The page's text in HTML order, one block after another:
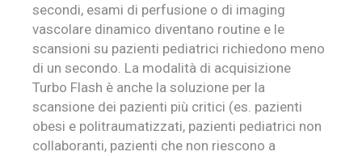
secondi, esami di perfusione o di imaging
vascolare dinamico diventano routine e le
scansioni su pazienti pediatrici richiedono meno
di un secondo. La modalità di acquisizione
Turbo Flash è anche la soluzione per la
scansione dei pazienti più critici (es. pazienti
obesi e politraumatizzati, pazienti pediatrici non
collaboranti, pazienti che non riescono a